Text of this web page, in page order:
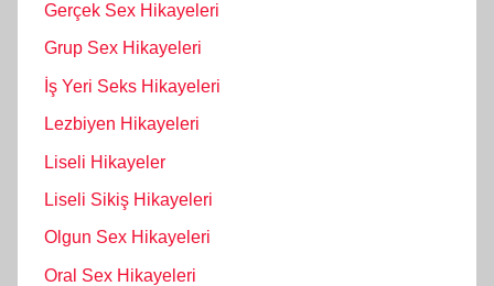
Gerçek Sex Hikayeleri
Grup Sex Hikayeleri
İş Yeri Seks Hikayeleri
Lezbiyen Hikayeleri
Liseli Hikayeler
Liseli Sikiş Hikayeleri
Olgun Sex Hikayeleri
Oral Sex Hikayeleri